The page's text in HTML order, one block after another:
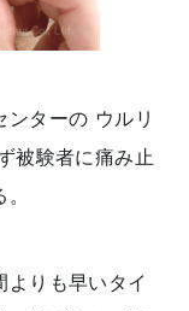
ンターの ウルリ
被験者に痛み止
りも早いタイ